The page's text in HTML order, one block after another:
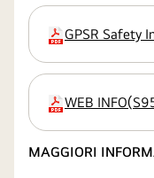
estensione
GPSR Safety
estensione
WEB INFO(
MAGGIORI